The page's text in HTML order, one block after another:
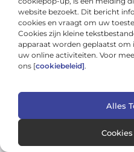
website bezoekt. Dit bericht
cookies en vraagt om uw
Cookies zijn kleine
apparaat worden geplaatst
uw online activiteiten. Voor
ons [cookiebeleid].
Alles
Overzichtsgids voor